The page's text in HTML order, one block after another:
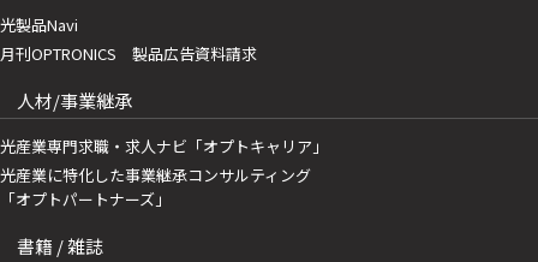
光製品Navi
月刊OPTRONICS 製品広告資料請求
人材/事業継承
光産業専門求職・求人ナビ「オプトキャリア」
光産業に特化した事業継承コンサルティング
「オプトパートナーズ」
書籍 / 雑誌